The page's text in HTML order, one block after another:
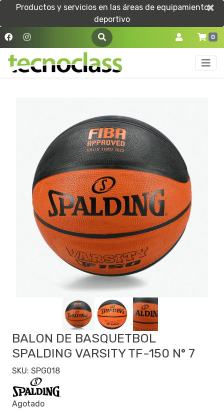
Productos y servicios en las áreas de equipamiento
deportivo
×
×
0
BALON DE BASQUETBOL
SPALDING VARSITY TF-150 N° 7
SKU: SPG018
Agotado